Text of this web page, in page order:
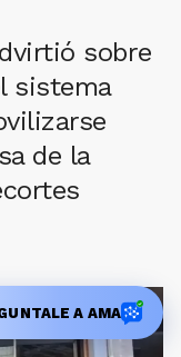
sobre
sistema
de la
A AMA